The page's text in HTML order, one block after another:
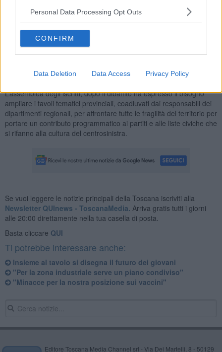
Personal Data Processing Opt Outs
CONFIRM
Data Deletion Data Access Privacy Policy
Pelliccia ha concluso il suo intervento illustrando i progetti per le
amministrative di Carrara e Massa: “Lavoriamo per aggregare
partiti e forze civiche del territorio con l'obiettivo di andare al
governo della città con una proposta che unisca rinnovamento e
simbolo di Azione Carlo Calenda per eleggere i nostri
rappresentanti nelle assisicomunale e crescere”.
L’assemblea degli iscritti, dopo il dibattito ha espresso il bisogno
ampliare i tavoli tematici provinciali, coadiuvati dai responsabili dei
dipartimenti regionali, per affrontare tutte le fragilità del territorio per
portare un contributo programmatico ai partiti e alle liste civiche che
si rifanno alla cultura del centrosinistra.
Se vuoi leggere le notizie principali della Toscana iscriviti alla
Newsletter QUInews - ToscanaMedia. Arriva gratis tutti i giorni
alle 20:00 direttamente nella tua casella di posta.
Basta cliccare QUI
Ti potrebbe interessare anche:
Insieme al tavolo si disegna il futuro dei giovani
"Per la zona industriale serve un piano condiviso"
"Minacce per la nostra posizione sui vaccini"
Editore Toscana Media Channel srl - Via Dei Martelli, 8 - 50129